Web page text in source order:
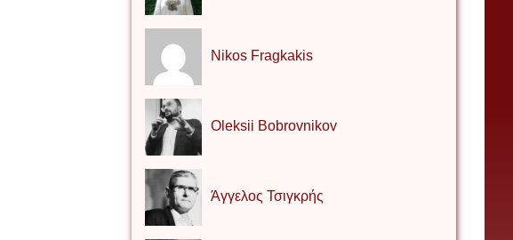
Nikos Fragkakis
Oleksii Bobrovnikov
Άγγελος Τσιγκρής